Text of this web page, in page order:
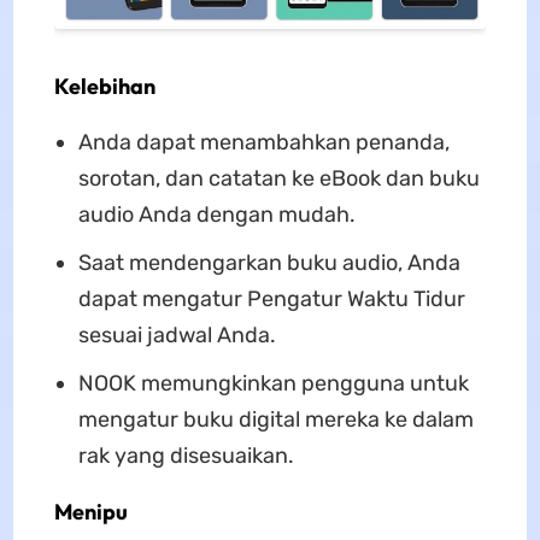
Kelebihan
Anda dapat menambahkan penanda,
sorotan, dan catatan ke eBook dan buku
audio Anda dengan mudah.
Saat mendengarkan buku audio, Anda
dapat mengatur Pengatur Waktu Tidur
sesuai jadwal Anda.
NOOK memungkinkan pengguna untuk
mengatur buku digital mereka ke dalam
rak yang disesuaikan.
Menipu